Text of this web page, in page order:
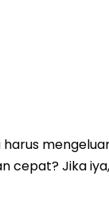
cepat? Jika